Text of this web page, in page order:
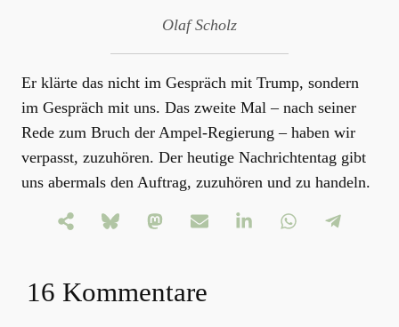
Olaf Scholz
Er klärte das nicht im Gespräch mit Trump, sondern
im Gespräch mit uns. Das zweite Mal – nach seiner
Rede zum Bruch der Ampel-Regierung – haben wir
verpasst, zuzuhören. Der heutige Nachrichtentag gibt
uns abermals den Auftrag, zuzuhören und zu handeln.
16 Kommentare